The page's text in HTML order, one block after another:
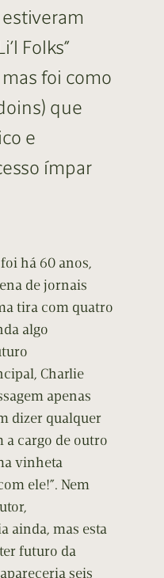
Folks”
foi como
que
e
ímpar
há 60 anos,
de jornais
tira com quatro
algo
Charlie
apenas
dizer qualquer
a cargo de outro
vinheta
ele!”. Nem
ainda, mas esta
futuro da
seis